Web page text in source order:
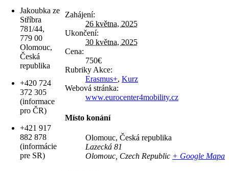
Zahájení:
26 května, 2025
Ukončení:
30 května, 2025
Cena:
750€
Rubriky Akce:
Erasmus+, Kurz
Webová stránka:
www.eurocenter4mobility.cz
Místo konání
Olomouc, Česká republika
Lazecká 81
Olomouc Czech Republic + Google Mapa
Jakoubka ze
Stříbra
781/44,
779 00
Olomouc,
Česká
republika
+420 724
372 305
(informace
pro ČR)
+421 917
882 878
(informácie
pre SR)